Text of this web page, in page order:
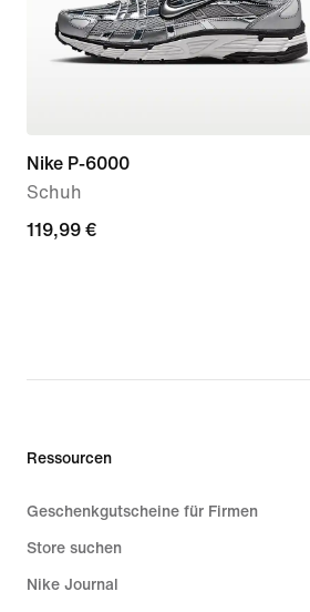
Nike P-6000
Schuh
119,99 €
119,99 €
Ressourcen
Geschenkgutscheine für Firmen
Store suchen
Nike Journal